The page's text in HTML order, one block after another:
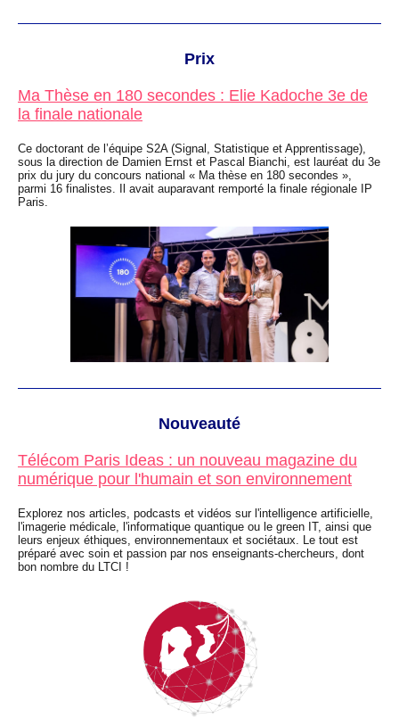
Prix
Ma Thèse en 180 secondes : Elie Kadoche 3e de
la finale nationale
Ce doctorant de l’équipe S2A (Signal, Statistique et Apprentissage),
sous la direction de Damien Ernst et Pascal Bianchi, est lauréat du 3e
prix du jury du concours national « Ma thèse en 180 secondes »,
parmi 16 finalistes. Il avait auparavant remporté la finale régionale IP
Paris.
Nouveauté
Télécom Paris Ideas : un nouveau magazine du
numérique pour l'humain et son environnement
Explorez nos articles, podcasts et vidéos sur l'intelligence artificielle,
l'imagerie médicale, l'informatique quantique ou le green IT, ainsi que
leurs enjeux éthiques, environnementaux et sociétaux. Le tout est
préparé avec soin et passion par nos enseignants-chercheurs, dont
bon nombre du LTCI !